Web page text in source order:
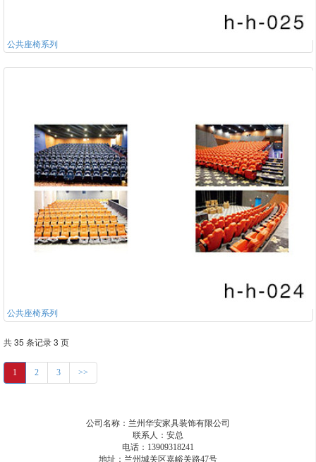
公共座椅系列
公共座椅系列
共 35 条记录 3 页
1 2 3 >>
公司名称：兰州华安家具装饰有限公司
联系人：安总
电话：13909318241
地址：兰州城关区嘉峪关路47号